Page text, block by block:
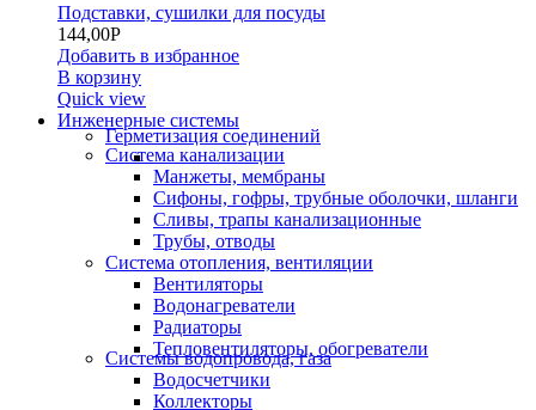
Подставки, сушилки для посуды
144,00Р
Добавить в избранное
В корзину
Quick view
Инженерные системы
Герметизация соединений
Система канализации
Манжеты, мембраны
Сифоны, гофры, трубные оболочки, шланги
Сливы, трапы канализационные
Трубы, отводы
Система отопления, вентиляции
Вентиляторы
Водонагреватели
Радиаторы
Тепловентиляторы, обогреватели
Системы водопровода, газа
Водосчетчики
Коллекторы